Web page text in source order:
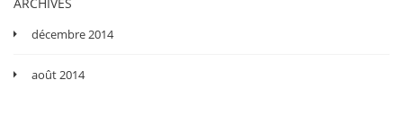
décembre 2014
août 2014